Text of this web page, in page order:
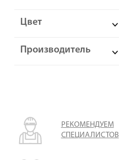
Цвет
Производитель
РЕКОМЕНДУЕМ
СПЕЦИАЛИСТОВ